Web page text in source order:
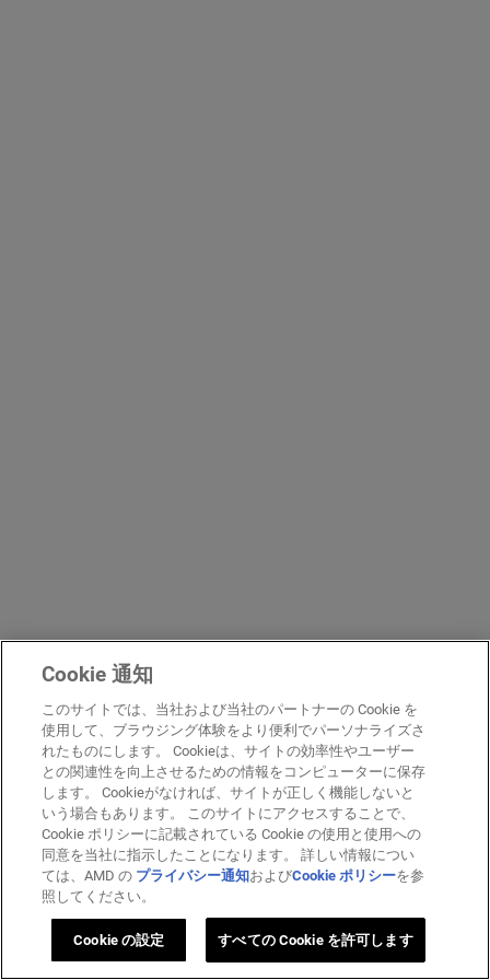
Cookie 通知
このサイトでは、当社および当社のパートナーの Cookie を
使用して、ブラウジング体験をより便利でパーソナライズさ
れたものにします。 Cookieは、サイトの効率性やユーザー
との関連性を向上させるための情報をコンピューターに保存
します。 Cookieがなければ、サイトが正しく機能しないと
いう場合もあります。 このサイトにアクセスすることで、
Cookie ポリシーに記載されている Cookie の使用と使用への
同意を当社に指示したことになります。 詳しい情報につい
ては、AMD の プライバシー通知およびCookie ポリシーを参
照してください。
Cookie の設定 すべての Cookie を許可します